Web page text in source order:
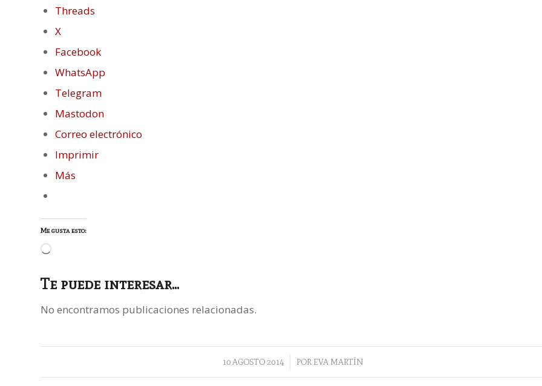
Threads
X
Facebook
WhatsApp
Telegram
Mastodon
Correo electrónico
Imprimir
Más
Me gusta esto:
Cargando...
Te puede interesar...
No encontramos publicaciones relacionadas.
10 AGOSTO 2014
/ POR EVA MARTÍN